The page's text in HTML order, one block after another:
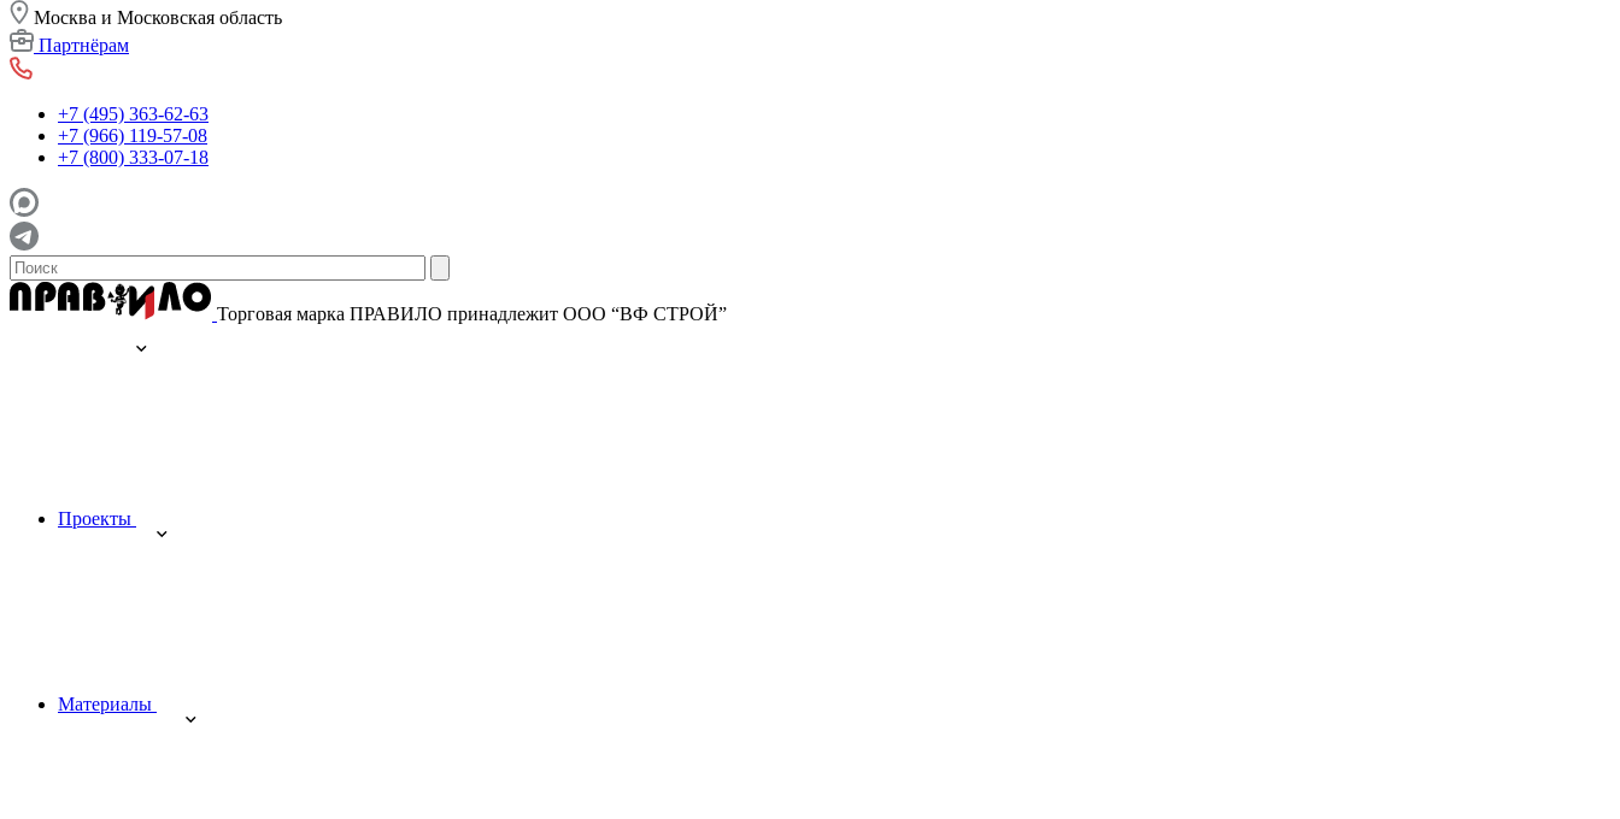
Москва и Московская область
Партнёрам
+7 (495) 363-62-63
+7 (966) 119-57-08
+7 (800) 333-07-18
Торговая марка ПРАВИЛО принадлежит ООО “ВФ СТРОЙ”
Проекты
Материалы